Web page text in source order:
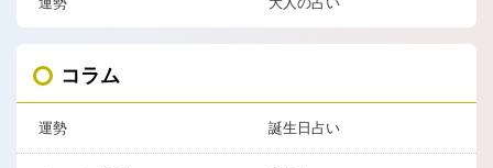
コラム
運勢 誕生日占い